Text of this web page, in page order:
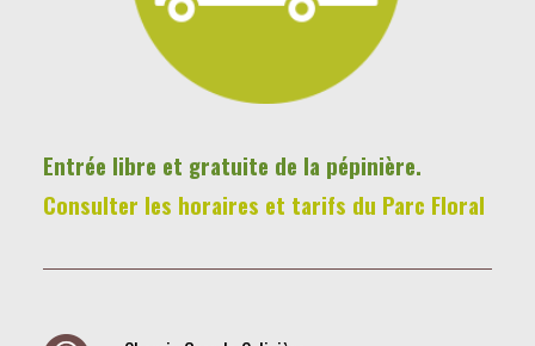
Entrée libre et gratuite de la pépinière.
Consulter les horaires et tarifs du Parc Floral